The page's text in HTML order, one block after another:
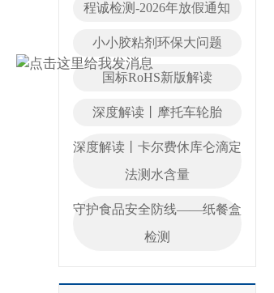
程诚检测-2026年放假通知
小小胶粘剂环保大问题
国标RoHS新版解读
深度解读丨摩托车轮胎
深度解读丨卡尔费休库仑滴定
法测水含量
守护食品安全防线——纸餐盒
检测